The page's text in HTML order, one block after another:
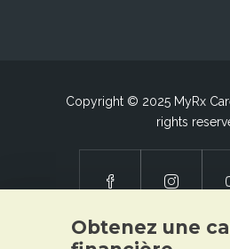
Copyright © 2025 MyRx
rights
Obtenez une